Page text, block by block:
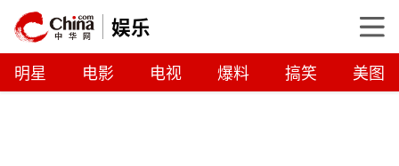
娱乐
明星 电影 电视 爆料 搞笑 美图